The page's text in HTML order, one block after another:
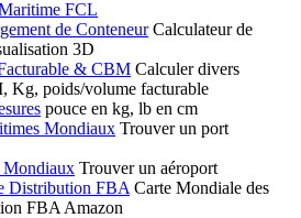
FCL
de Conteneur Calculateur de
3D
& CBM Calculer divers
Kg, poids/volume facturable
pouce en kg, lb en cm
Mondiaux Trouver un port
Mondiaux Trouver un aéroport
Distribution FBA Carte Mondiale des
FBA Amazon